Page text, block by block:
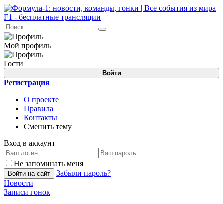
Мой профиль
Гости
Войти
Регистрация
О проекте
Правила
Контакты
Сменить тему
Вход в аккаунт
Не запоминать меня
Войти на сайт
Забыли пароль?
Новости
Записи гонок